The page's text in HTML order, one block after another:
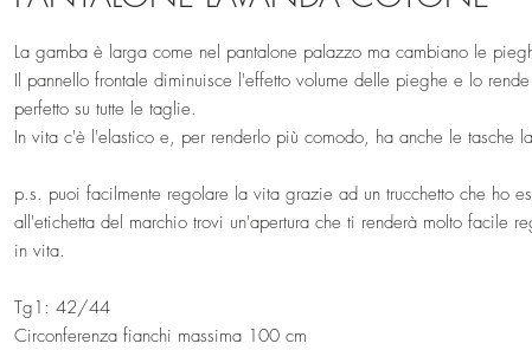
La gamba è larga come nel pantalone palazzo ma cambiano le
Il pannello frontale diminuisce l'effetto volume delle pieghe e lo
perfetto su tutte le taglie.
In vita c'è l'elastico e, per renderlo più comodo, ha anche le tasche
p.s. puoi facilmente regolare la vita grazie ad un trucchetto che ho
all'etichetta del marchio trovi un'apertura che ti renderà molto facile
in vita.
Tg1: 42/44
Circonferenza fianchi massima 100 cm